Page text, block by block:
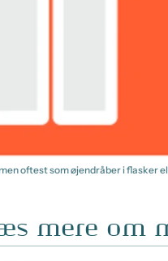
oftest som øjendråber i flasker
mere om